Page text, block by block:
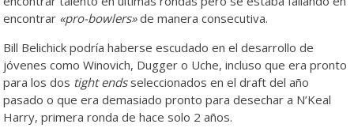
encontrar «pro-bowlers»de manera consecutiva.
Bill Belichick podría haberse escudado en el desarrollo de
jóvenes como Winovich, Dugger o Uche, incluso que era pronto
para los dos tight endsseleccionados en el draft del año
pasado o que era demasiado pronto para desechar a N’Keal
Harry, primera ronda de hace solo 2 años.